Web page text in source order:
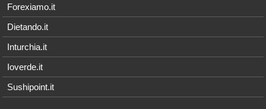
Forexiamo.it
Dietando.it
Inturchia.it
Ioverde.it
Sushipoint.it